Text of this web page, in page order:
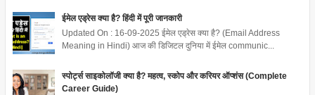
ईमेल एड्रेस क्या है? हिंदी में पूरी जानकारी
Updated On : 16-09-2025 ईमेल एड्रेस क्या है? (Email Address
Meaning in Hindi) आज की डिजिटल दुनिया में ईमेल communic...
स्पोर्ट्स साइकोलॉजी क्या है? महत्व, स्कोप और करियर ऑप्शंस (Complete
Career Guide)